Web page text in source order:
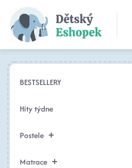
BESTSELLERY
Hity týdne
Postele
Matrace